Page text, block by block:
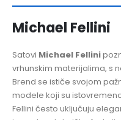
Michael Fellini
Satovi Michael Fellini
vrhunskim materijalima, s
Brend se ističe svojom
modele koji su
Fellini često uključuju